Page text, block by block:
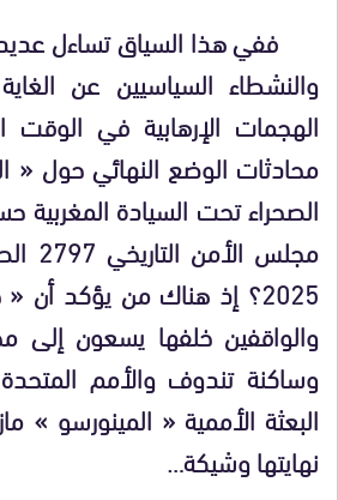
ففي هذا السياق تساءل عديد
والنشطاء السياسيين عن
الهجمات الإرهابية في
محادثات الوضع النهائي حول «
الصحراء تحت السيادة
2025؟ إذ هناك من يؤكد أن
والواقفين خلفها يسعون إلى
وساكنة تندوف والأمم
البعثة الأممية « المينورسو »
نهايتها وشيكة…